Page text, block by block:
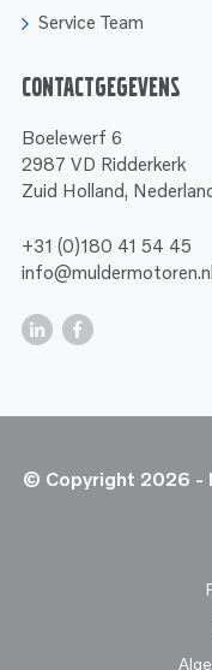
Service Team
Contactgegevens
Boelewerf 6
2987 VD Ridderkerk
Zuid Holland,
+31 (0)180 41 54 45
info@muldermotoren.nl
© Copyright 2026 -